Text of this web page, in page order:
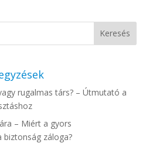
rugalmas társ? – Útmutató a
– Miért a gyors
biztonság záloga?